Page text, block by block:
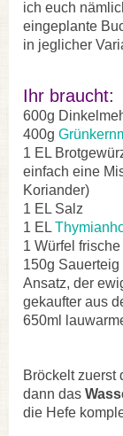
ich euch
eingeplante
in jeglicher
I hr braucht:
600g
400g
1 EL
einfach eine
Koriander)
1 EL Salz
1 EL
1 Würfel
150g
Ansatz, der
gekaufter aus
650ml
Bröckelt zuerst
dann das
die Hefe